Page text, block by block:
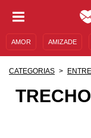
AMOR AMIZADE
CATEGORIAS